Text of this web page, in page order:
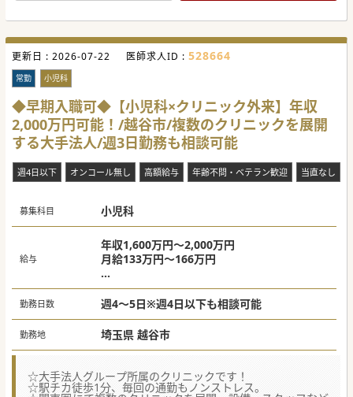
更新日 : 2026-07-22 医師求人ID : 528664
常勤 小児科
◆早期入職可◆【小児科×クリニック外来】年収
2,000万円可能！/越谷市/複数のクリニックを展開
する大手法人/週3日勤務も相談可能
週4日以下 オンコール無し 高額給与 年齢不問・ベテラン歓迎 当直なし
募集科目 小児科
給与
年収1,600万円～2,000万円
月給133万円～166万円
※上記は週4日～5日の給与目安です。
※週3日の場合は年収1,000万円～相談可
※専門医・スキル・人柄により面接の上決定
いたします。
勤務日数 週4～5日※週4日以下も相談可能
勤務地 埼玉県 越谷市
☆大手法人グループ所属のクリニックです！
☆駅チカ徒歩1分、毎回の通勤もノンストレス。